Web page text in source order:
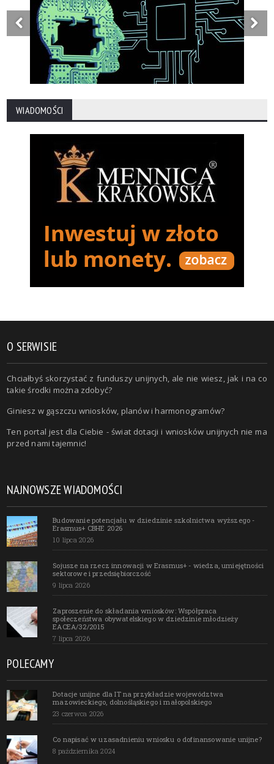
WIADOMOŚCI
O SERWISIE
Chciałbyś skorzystać z funduszy unijnych, ale nie wiesz, jak i na co
takie środki można zdobyć?
Giniesz w gąszczu wniosków, planów i harmonogramów?
Ten portal jest dla Ciebie - świat dotacji i wniosków unijnych nie ma
przed nami tajemnic!
NAJNOWSZE WIADOMOŚCI
Budowanie potencjału w dziedzinie szkolnictwa wyższego -
Erasmus+ CBHE 2026
10 lipca 2026
Sojusze na rzecz innowacji w Erasmus+ - wiedza, umiejętności
sektorowe i przedsiębiorczość
9 lipca 2026
Zaproszenie do składania wniosków: Współpraca
społeczeństwa obywatelskiego w dziedzinie młodzieży
EACEA/32/2015
7 lipca 2026
POLECAMY
Dotacje unijne dla IT na przykładzie województwa
mazowieckiego, dolnośląskiego i małopolskiego
23 czerwca 2026
Co napisać w uzasadnieniu wniosku o dofinansowanie unijne?
8 października 2024